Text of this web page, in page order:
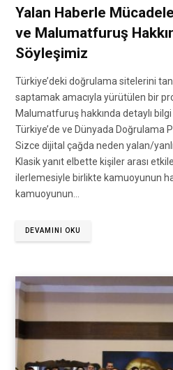
Yalan Haberle
ve Malumatfuruş
Söyleşimiz
Türkiye’deki doğrulama sitelerini
saptamak amacıyla yürütülen bir
Malumatfuruş hakkında detaylı
Türkiye’de ve Dünyada Doğrulama
Sizce dijital çağda neden yalan/
Klasik yanıt elbette kişiler arası
ilerlemesiyle birlikte kamuoyunun
kamuoyunun…
DEVAMINI OKU